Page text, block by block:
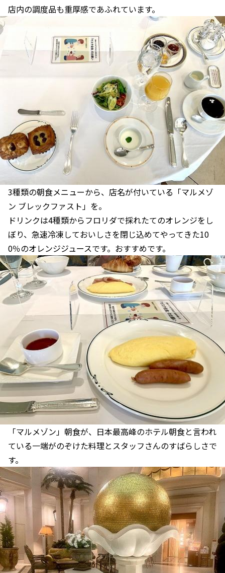
店内の調度品も重厚感であふれています。
3種類の朝食メニューから、店名が付いている「マルメゾ
ン ブレックファスト」を。
ドリンクは4種類からフロリダで採れたてのオレンジをし
ぼり、急速冷凍しておいしさを閉じ込めてやってきた10
0％のオレンジジュースです。おすすめです。
「マルメゾン」朝食が、日本最高峰のホテル朝食と言われ
ている一端がのぞけた料理とスタッフさんのすばらしさで
す。